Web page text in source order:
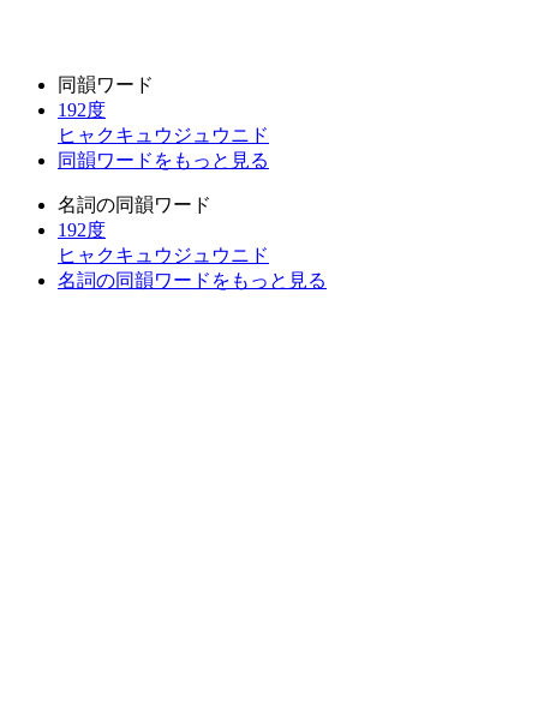
同韻ワード
192度
ヒャクキュウジュウニド
同韻ワードをもっと見る
名詞の同韻ワード
192度
ヒャクキュウジュウニド
名詞の同韻ワードをもっと見る